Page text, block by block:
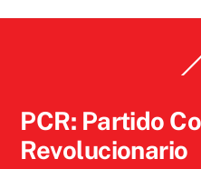
PCR: Partido
Revolucionario